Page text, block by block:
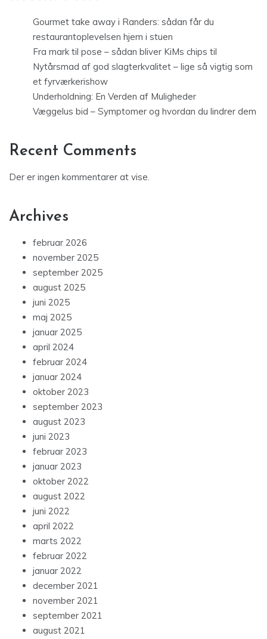
Gourmet take away i Randers: sådan får du
restaurantoplevelsen hjem i stuen
Fra mark til pose – sådan bliver KiMs chips til
Nytårsmad af god slagterkvalitet – lige så vigtig som
et fyrværkerishow
Underholdning: En Verden af Muligheder
Væggelus bid – Symptomer og hvordan du lindrer dem
Recent Comments
Der er ingen kommentarer at vise.
Archives
februar 2026
november 2025
september 2025
august 2025
juni 2025
maj 2025
januar 2025
april 2024
februar 2024
januar 2024
oktober 2023
september 2023
august 2023
juni 2023
februar 2023
januar 2023
oktober 2022
august 2022
juni 2022
april 2022
marts 2022
februar 2022
januar 2022
december 2021
november 2021
september 2021
august 2021